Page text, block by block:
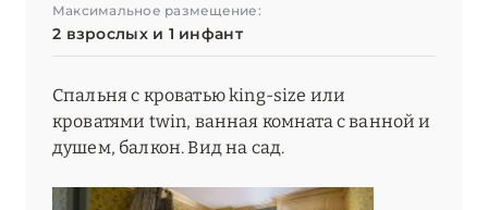
Максимальное размещение:
2 взрослых и 1 инфант
Спальня с кроватью king-size или
кроватями twin, ванная комната с ванной и
душем, балкон. Вид на сад.